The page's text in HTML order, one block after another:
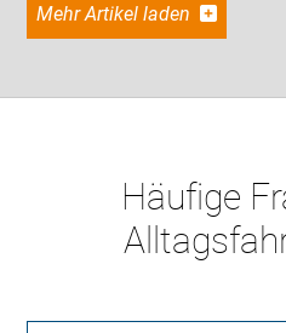
Mehr Artikel laden
Häufige